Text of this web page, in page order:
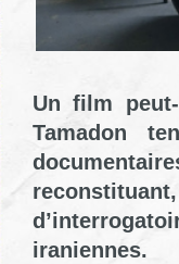
Un film
Tamadon
iraniennes.